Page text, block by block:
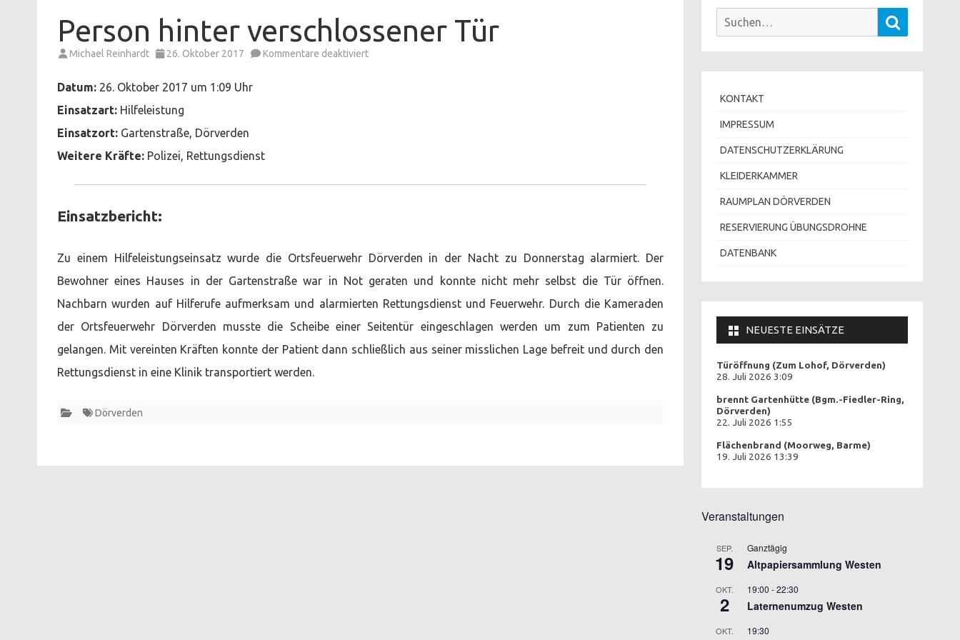
Person hinter verschlossener Tür
Michael Reinhardt 26. Oktober 2017 Kommentare deaktiviertfür
Datum: 26. Oktober 2017 um 1:09 Uhr
Einsatzart: Hilfeleistung
Einsatzort: Gartenstraße, Dörverden
Weitere Kräfte: Polizei, Rettungsdienst
Einsatzbericht:
Zu einem Hilfeleistungseinsatz wurde die Ortsfeuerwehr Dörverden in der Nacht zu Donnerstag alarmiert. Der
Bewohner eines Hauses in der Gartenstraße war in Not geraten und konnte nicht mehr selbst die Tür öffnen.
Nachbarn wurden auf Hilferufe aufmerksam und alarmierten Rettungsdienst und Feuerwehr. Durch die Kameraden
der Ortsfeuerwehr Dörverden musste die Scheibe einer Seitentür eingeschlagen werden um zum Patienten zu
gelangen. Mit vereinten Kräften konnte der Patient dann schließlich aus seiner misslichen Lage befreit und durch den
Rettungsdienst in eine Klinik transportiert werden.
Dörverden
Suchen
KONTAKT
IMPRESSUM
DATENSCHUTZERKLÄRUNG
KLEIDERKAMMER
RAUMPLAN DÖRVERDEN
RESERVIERUNG ÜBUNGSDROHNE
DATENBANK
NEUESTE EINSÄTZE
Türöffnung (Zum Lohof, Dörverden)
28. Juli 2026 3:09
brennt Gartenhütte (Bgm.-Fiedler-Ring,
Dörverden)
22. Juli 2026 1:55
Flächenbrand (Moorweg, Barme)
19. Juli 2026 13:39
Veranstaltungen
SEP.
19
Ganztägig
Altpapiersammlung Westen
OKT.
2
19:00 -22:30
Laternenumzug Westen
OKT. 19:30